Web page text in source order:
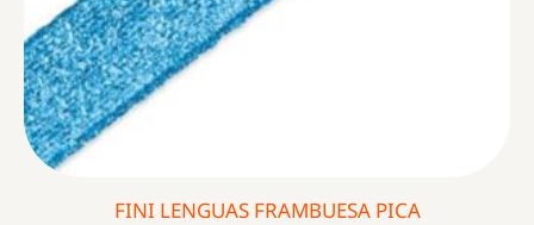
FINI LENGUAS FRAMBUESA PICA